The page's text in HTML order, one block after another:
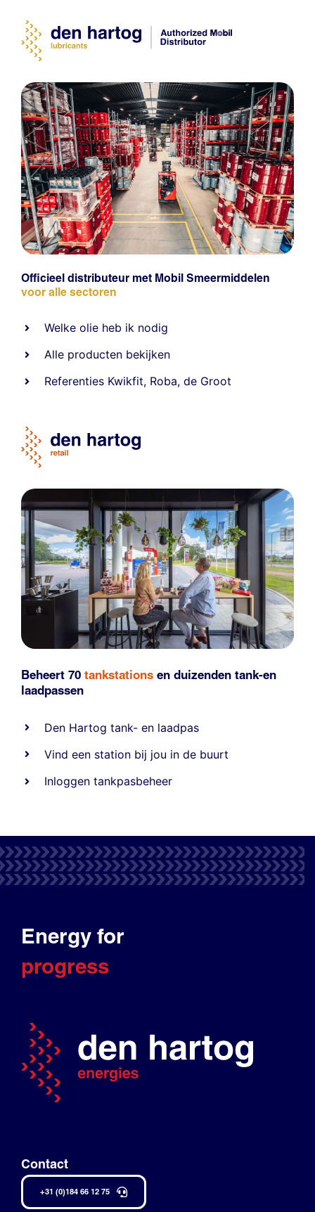
Officieel distributeur met Mobil Smeermiddelen
voor alle sectoren
Welke olie heb ik nodig
Alle producten bekijken
Referenties Kwikfit, Roba,de Groot
Beheert 70 tankstations en duizenden tank-en
laadpassen
Den Hartog tank- en laadpas
Vind een station bij jou in de buurt
Inloggen tankpasbeheer
Energy for
progress
Contact
+31 (0)184 66 12 75